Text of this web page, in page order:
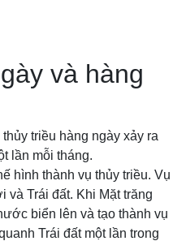
và hàng
triều hàng ngày xảy ra
lần mỗi tháng.
hình thành vụ thủy triều. Vụ
và Trái đất. Khi Mặt trăng
biển lên và tạo thành vụ
Trái đất một lần trong